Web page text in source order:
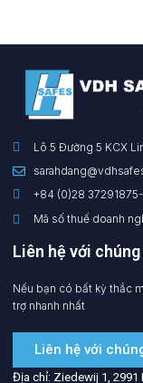
Lô 5 Đường 5 KCX
+84 (0)28
Mã số thuế doanh
Liên hệ với
Nếu bạn có bất kỳ thắc
trợ nhanh nhất
Liên hệ với
Địa chỉ: Ziedewij 1,